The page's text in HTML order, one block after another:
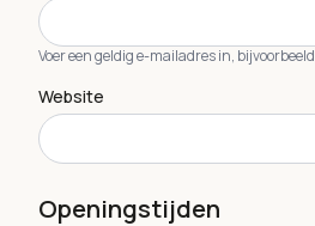
Voer een geldig e-mailadres in,
Website
Openingstijden